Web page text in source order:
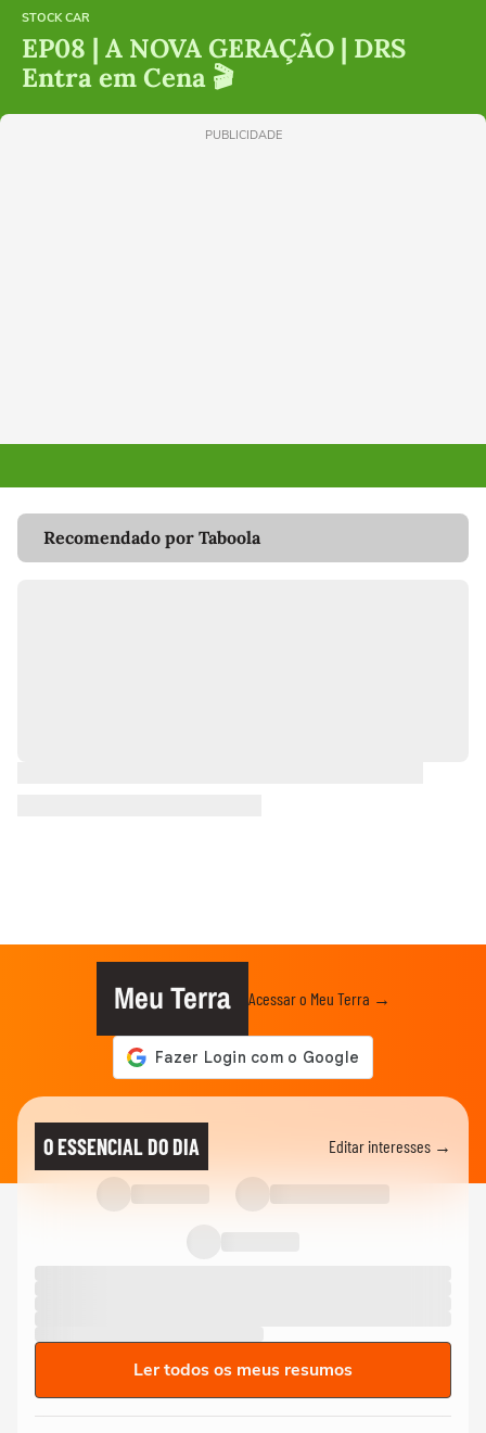
STOCK CAR
EP08 | A NOVA GERAÇÃO | DRS
Entra em Cena 🎬
PUBLICIDADE
Recomendado por Taboola
Meu Terra Acessar o Meu Terra →
O ESSENCIAL DO DIA Editar interesses →
Ler todos os meus resumos